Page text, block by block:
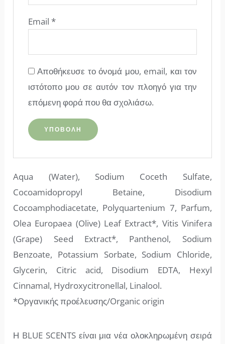
Email *
Αποθήκευσε το όνομά μου, email, και τον
ιστότοπο μου σε αυτόν τον πλοηγό για την
επόμενη φορά που θα σχολιάσω.
Aqua (Water), Sodium Coceth Sulfate,
Cocoamidopropyl Betaine, Disodium
Cocoamphodiacetate, Polyquartenium 7, Parfum,
Olea Europaea (Olive) Leaf Extract*, Vitis Vinifera
(Grape) Seed Extract*, Panthenol, Sodium
Benzoate, Potassium Sorbate, Sodium Chloride,
Glycerin, Citric acid, Disodium EDTA, Hexyl
Cinnamal, Hydroxycitronellal, Linalool.
*Οργανικής προέλευσης/Organic origin
Η BLUE SCENTS είναι μια νέα ολοκληρωμένη σειρά